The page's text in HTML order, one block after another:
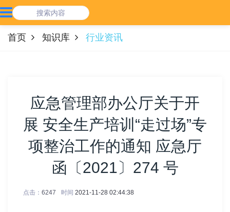
首页 知识库 行业资讯
应急管理部办公厅关于开
展 安全生产培训“走过场”专
项整治工作的通知 应急厅
函〔2021〕274 号
点击： 6247 时间 2021-11-28 02:44:38